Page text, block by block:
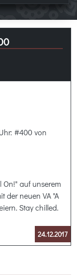
#400 von
auf unserem
der neuen VA "A
Stay chilled.
24.12.2017